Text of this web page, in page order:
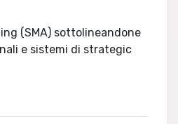
(SMA) sottolineandone
e sistemi di strategic